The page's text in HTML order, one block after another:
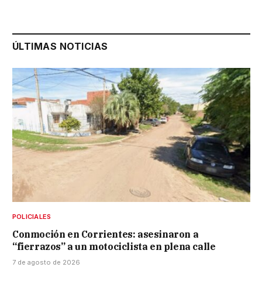
ÚLTIMAS NOTICIAS
POLICIALES
Conmoción en Corrientes: asesinaron a
“fierrazos” a un motociclista en plena calle
7 de agosto de 2026